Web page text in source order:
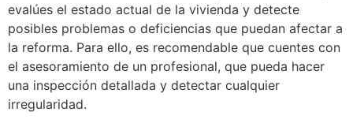
evalúes el estado actual de la vivienda y detecte
posibles problemas o deficiencias que puedan afectar a
la reforma. Para ello, es recomendable que cuentes con
el asesoramiento de un profesional, que pueda hacer
una inspección detallada y detectar cualquier
irregularidad.